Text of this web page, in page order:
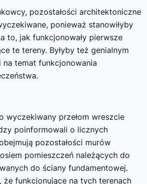
pozostałości architektoniczne
ponieważ stanowiłyby
to, jak funkcjonowały pierwsze
te tereny. Byłyby też genialnym
na temat funkcjonowania
wyczekiwany przełom wreszcie
poinformowali o licznych
pozostałości murów
pomieszczeń należących do
do ściany fundamentowej.
że funkcjonujące na tych terenach